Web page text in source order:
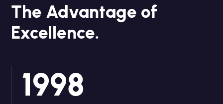
The Advantage of
Excellence.
1998